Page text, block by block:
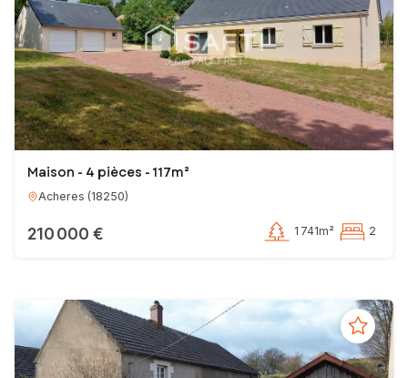
Maison - 4 pièces - 117m²
Acheres (18250)
210 000 € 1 741m² 2